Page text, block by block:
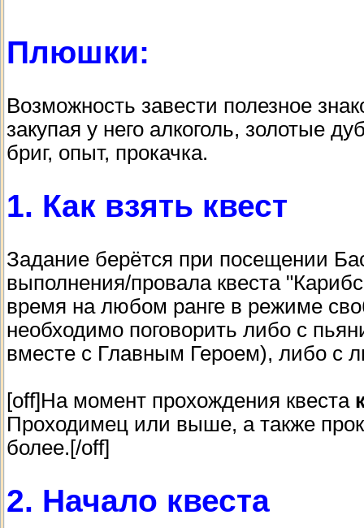
Плюшки:
Возможность завести полезное
закупая у него алкоголь, золотые
бриг, опыт, прокачка.
1. Как взять квест
Задание берётся при посещении
выполнения/провала квеста
время на любом ранге в режиме
необходимо поговорить либо с
вместе с Главным Героем), либо с
[off]На момент прохождения квеста
Проходимец или выше, а также
более.[/off]
2. Начало квеста